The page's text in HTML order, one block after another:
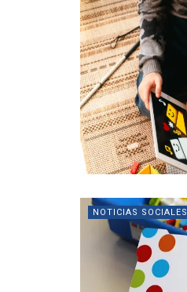
NOTICIAS SOCIALES